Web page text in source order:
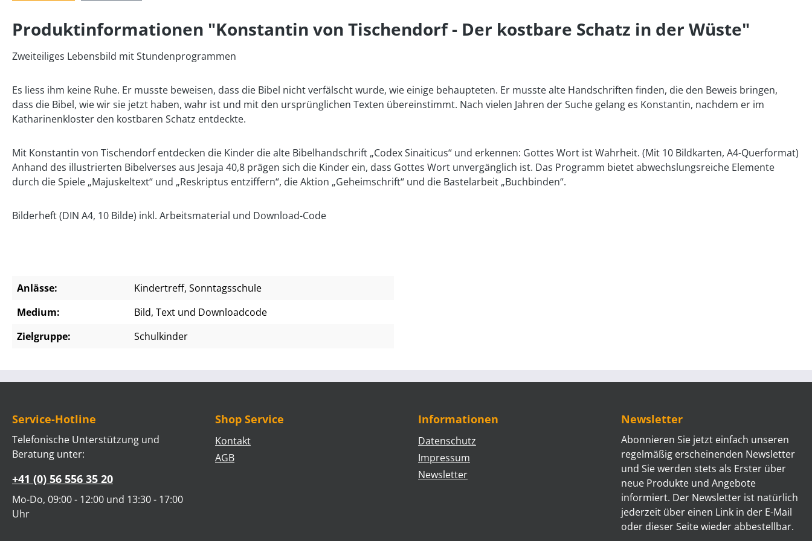
Produktinformationen "Konstantin von Tischendorf - Der kostbare Schatz in der Wüste"
Zweiteiliges Lebensbild mit Stundenprogrammen
Es liess ihm keine Ruhe. Er musste beweisen, dass die Bibel nicht verfälscht wurde, wie einige behaupteten. Er musste alte Handschriften finden, die den Beweis bringen,
dass die Bibel, wie wir sie jetzt haben, wahr ist und mit den ursprünglichen Texten übereinstimmt. Nach vielen Jahren der Suche gelang es Konstantin, nachdem er im
Katharinenkloster den kostbaren Schatz entdeckte.
Mit Konstantin von Tischendorf entdecken die Kinder die alte Bibelhandschrift „Codex Sinaiticus“ und erkennen: Gottes Wort ist Wahrheit. (Mit 10 Bildkarten, A4-Querformat)
Anhand des illustrierten Bibelverses aus Jesaja 40,8 prägen sich die Kinder ein, dass Gottes Wort unvergänglich ist. Das Programm bietet abwechslungsreiche Elemente
durch die Spiele „Majuskeltext“ und „Reskriptus entziffern“, die Aktion „Geheimschrift“ und die Bastelarbeit „Buchbinden“.
Bilderheft (DIN A4, 10 Bilde) inkl. Arbeitsmaterial und Download-Code
Anlässe:
Kindertreff, Sonntagsschule
Medium:
Bild, Text und Downloadcode
Zielgruppe:
Schulkinder
Service-Hotline
Telefonische Unterstützung und
Beratung unter:
+41 (0) 56 556 35 20
Mo-Do, 09:00 - 12:00 und 13:30 - 17:00
Uhr
Shop Service
Kontakt
AGB
Informationen
Datenschutz
Impressum
Newsletter
Newsletter
Abonnieren Sie jetzt einfach unseren
regelmäßig erscheinenden Newsletter
und Sie werden stets als Erster über
neue Produkte und Angebote
informiert. Der Newsletter ist natürlich
jederzeit über einen Link in der E-Mail
oder dieser Seite wieder abbestellbar.